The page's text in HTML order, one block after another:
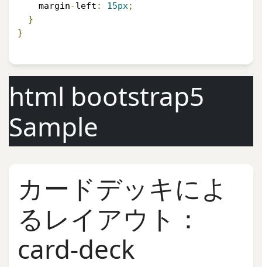
    margin
-left : 15px;
}
}
html bootstrap5
Sample
カードデッキによ
るレイアウト：
card-deck